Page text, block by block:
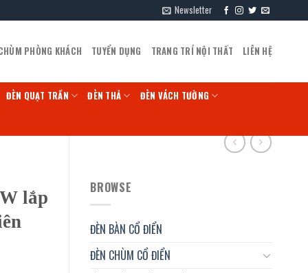
Newsletter
PHÒNG KHÁCH TUYỂN DỤNG TRANG TRÍ NỘI THẤT LIÊN HỆ
ĐÈN QUẠT TRẦN ĐÈN THẢ ĐÈN VÁCH TƯỜNG
BROWSE
ĐÈN BÀN CỔ ĐIỂN
ĐÈN CHÙM CỔ ĐIỂN
lắp